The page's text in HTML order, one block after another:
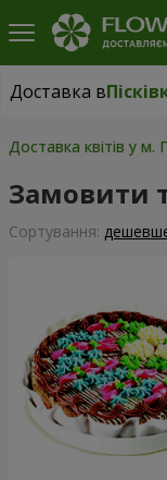
Доставка в
Доставка в
Доставка квітів у м.
Замовити
Сортування: